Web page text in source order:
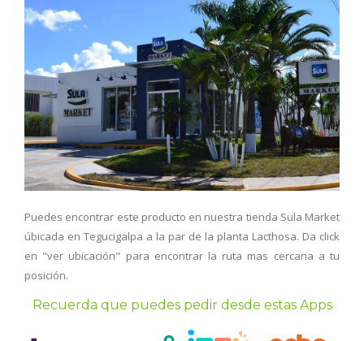
Puedes encontrar este producto en nuestra tienda Sula Market
úbicada en Tegucigalpa a la par de la planta Lacthosa. Da click
en "ver ubicación" para encontrar la ruta mas cercana a tu
posición.
Recuerda que puedes pedir desde estas Apps